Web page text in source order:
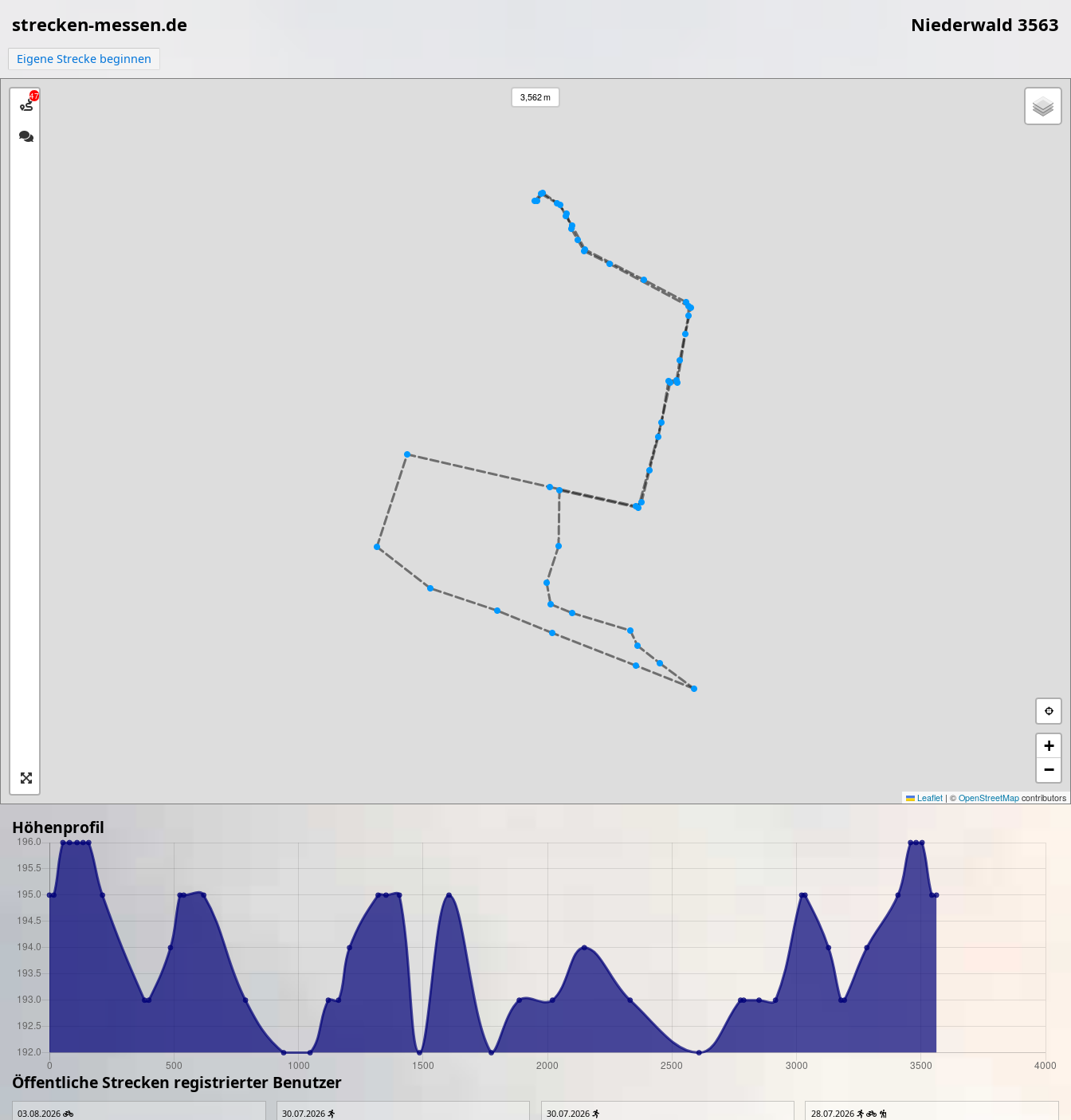
strecken-messen.de Niederwald 3563
Eigene Strecke beginnen
47 3,562 m
+
−
Leaflet | © OpenStreetMap contributors
Höhenprofil
Öffentliche Strecken registrierter Benutzer
03.08.2026 30.07.2026 30.07.2026 28.07.2026